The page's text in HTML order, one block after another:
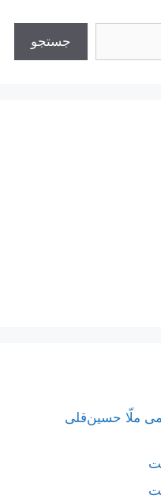
جستجو
ملّا حسین‌قلی